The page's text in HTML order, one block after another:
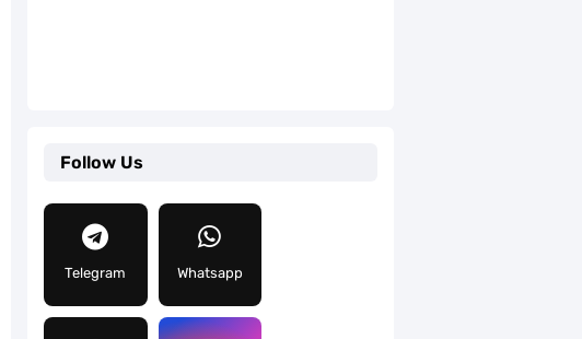
Follow Us
Telegram Whatsapp